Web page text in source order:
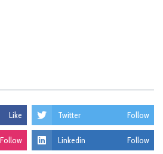
Like Twitter Follow
Follow Linkedin Follow